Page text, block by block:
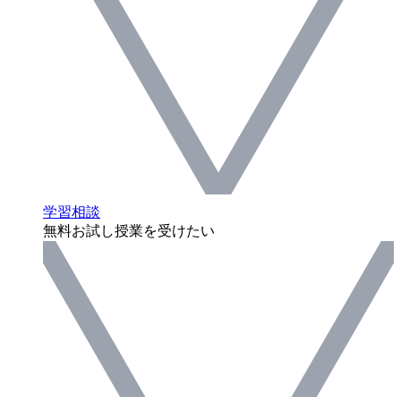
学習相談
無料お試し授業を受けたい